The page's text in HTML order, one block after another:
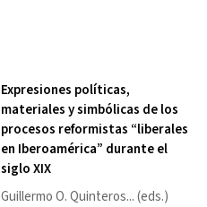
Expresiones políticas,
materiales y simbólicas de los
procesos reformistas “liberales
en Iberoamérica” durante el
siglo XIX
Guillermo O. Quinteros... (eds.)